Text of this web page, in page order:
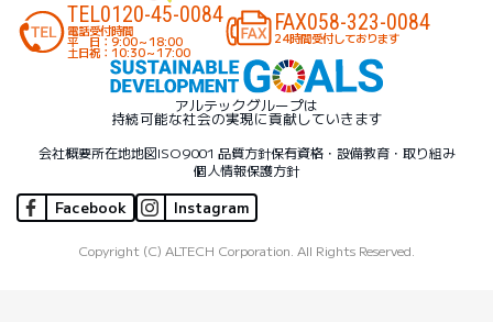
TEL0120-45-0084
電話受付時間
平 日：9:00～18:00
土日祝：10:30～17:00
FAX058-323-0084
24時間受付しております
アルテックグループは
持続可能な社会の実現に貢献していきます
会社概要所在地地図ISO9001 品質方針保有資格・設備教育・取り組み
個人情報保護方針
Facebook Instagram
Copyright (C) ALTECH Corporation. All Rights Reserved.